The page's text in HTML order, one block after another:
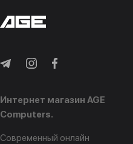
Интернет магазин AGE
Computers.
Современный онлайн